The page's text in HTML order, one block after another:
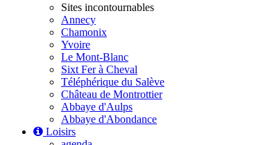
Sites incontournables
Annecy
Chamonix
Yvoire
Le Mont-Blanc
Sixt Fer à Cheval
Téléphérique du Salève
Château de Montrottier
Abbaye d'Aulps
Abbaye d'Abondance
Loisirs